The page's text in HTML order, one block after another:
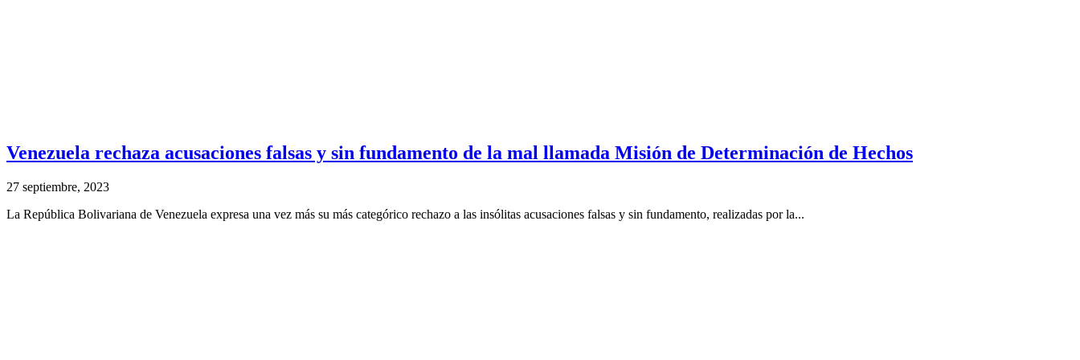
Venezuela rechaza acusaciones falsas y sin fundamento de la mal llamada Misión de Determinación de Hechos
27 septiembre, 2023
La República Bolivariana de Venezuela expresa una vez más su más categórico rechazo a las insólitas acusaciones falsas y sin fundamento, realizadas por la...